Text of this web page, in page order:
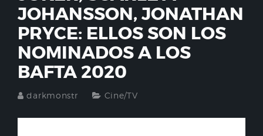
JOHANSSON, JONATHAN
PRYCE: ELLOS SON LOS
NOMINADOS A LOS
BAFTA 2020
darkmonstr Cine/TV